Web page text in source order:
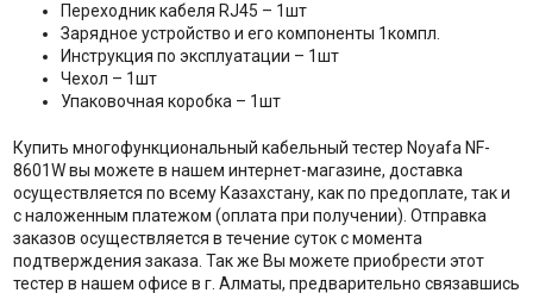
Переходник кабеля RJ45 – 1шт
Зарядное устройство и его компоненты 1компл.
Инструкция по эксплуатации – 1шт
Чехол – 1шт
Упаковочная коробка – 1шт
Купить многофункциональный кабельный тестер Noyafa NF-
8601W вы можете в нашем интернет-магазине, доставка
осуществляется по всему Казахстану, как по предоплате, так и
с наложенным платежом (оплата при получении). Отправка
заказов осуществляется в течение суток с момента
подтверждения заказа. Так же Вы можете приобрести этот
тестер в нашем офисе в г. Алматы, предварительно связавшись